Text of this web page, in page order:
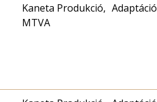
Kaneta Produkció,
MTVA
Adaptáció